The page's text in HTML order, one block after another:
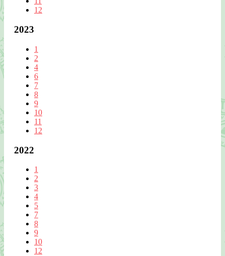
12
2023
1
2
4
6
7
8
9
10
11
12
2022
1
2
3
4
5
7
8
9
10
12